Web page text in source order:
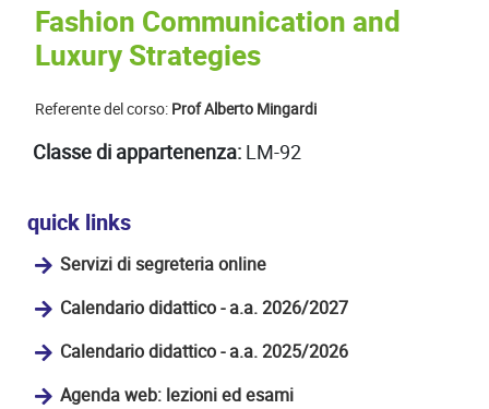
Fashion Communication and
Luxury Strategies
Referente del corso: Prof Alberto Mingardi
Classe di appartenenza: LM-92
quick links
Servizi di segreteria online
Calendario didattico - a.a. 2026/2027
Calendario didattico - a.a. 2025/2026
Agenda web: lezioni ed esami